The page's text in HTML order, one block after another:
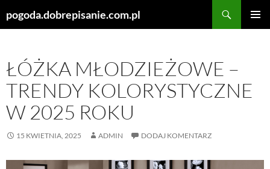
pogoda.dobrepisanie.com.pl
ŁÓŻKA MŁODZIEŻOWE –
TRENDY KOLORYSTYCZNE
W 2025 ROKU
15 KWIETNIA, 2025 ADMIN DODAJ KOMENTARZ